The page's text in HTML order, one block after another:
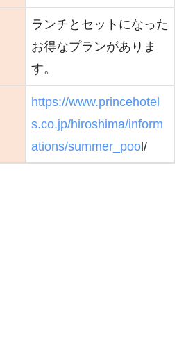
ランチとセットになった
お得なプランがありま
す。
https://www.princehotel
s.co.jp/hiroshima/inform
ations/summer_poo l/